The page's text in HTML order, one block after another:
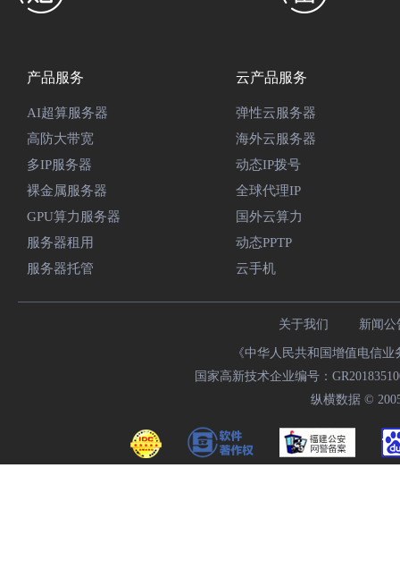
产品服务
AI超算服务器
高防大带宽
多IP服务器
裸金属服务器
GPU算力服务器
服务器租用
服务器托管
云产品服务
弹性云服务器
海外云服务器
动态IP拨号
全球代理IP
国外云算力
动态PPTP
云手机
关于我们 新闻公
《中华人民共和国增值电信
国家高新技术企业编号：
纵横数据 ©